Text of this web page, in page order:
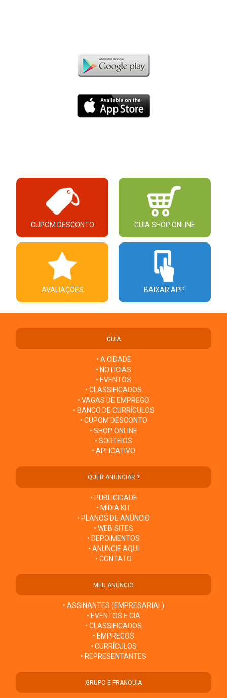
CUPOM DESCONTO GUIA SHOP ONLINE
AVALIAÇÕES BAIXAR APP
GUIA
• A CIDADE
• NOTÍCIAS
• EVENTOS
• CLASSIFICADOS
• VAGAS DE EMPREGO
• BANCO DE CURRÍCULOS
• CUPOM DESCONTO
• SHOP ONLINE
• SORTEIOS
• APLICATIVO
QUER ANUNCIAR ?
• PUBLICIDADE
• MÍDIA KIT
• PLANOS DE ANÚNCIO
• WEB SITES
• DEPOIMENTOS
• ANUNCIE AQUI
• CONTATO
MEU ANÚNCIO
• ASSINANTES (EMPRESARIAL)
• EVENTOS E CIA
• CLASSIFICADOS
• EMPREGOS
• CURRÍCULOS
• REPRESENTANTES
GRUPO E FRANQUIA